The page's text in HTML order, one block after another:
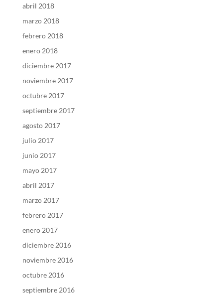
abril 2018
marzo 2018
febrero 2018
enero 2018
diciembre 2017
noviembre 2017
octubre 2017
septiembre 2017
agosto 2017
julio 2017
junio 2017
mayo 2017
abril 2017
marzo 2017
febrero 2017
enero 2017
diciembre 2016
noviembre 2016
octubre 2016
septiembre 2016